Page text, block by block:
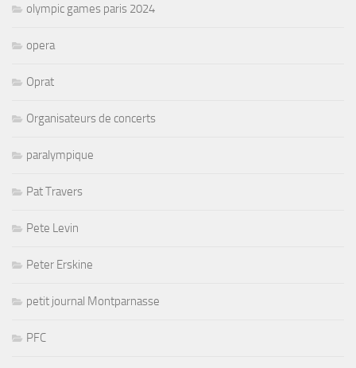
olympic games paris 2024
opera
Oprat
Organisateurs de concerts
paralympique
Pat Travers
Pete Levin
Peter Erskine
petit journal Montparnasse
PFC